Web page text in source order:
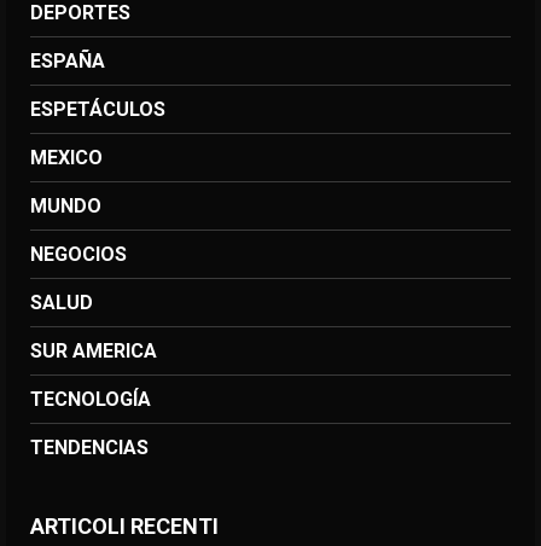
DEPORTES
ESPAÑA
ESPETÁCULOS
MEXICO
MUNDO
NEGOCIOS
SALUD
SUR AMERICA
TECNOLOGÍA
TENDENCIAS
ARTICOLI RECENTI